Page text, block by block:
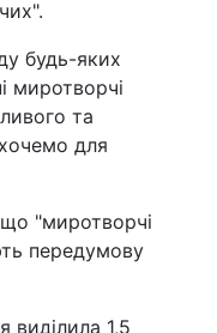
будь-яких
миротворчі
та
для
"миротворчі
передумову
виділила 1,5